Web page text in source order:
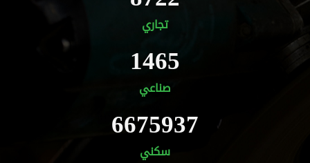
تجاري
1465
صناعي
6675937
سكني